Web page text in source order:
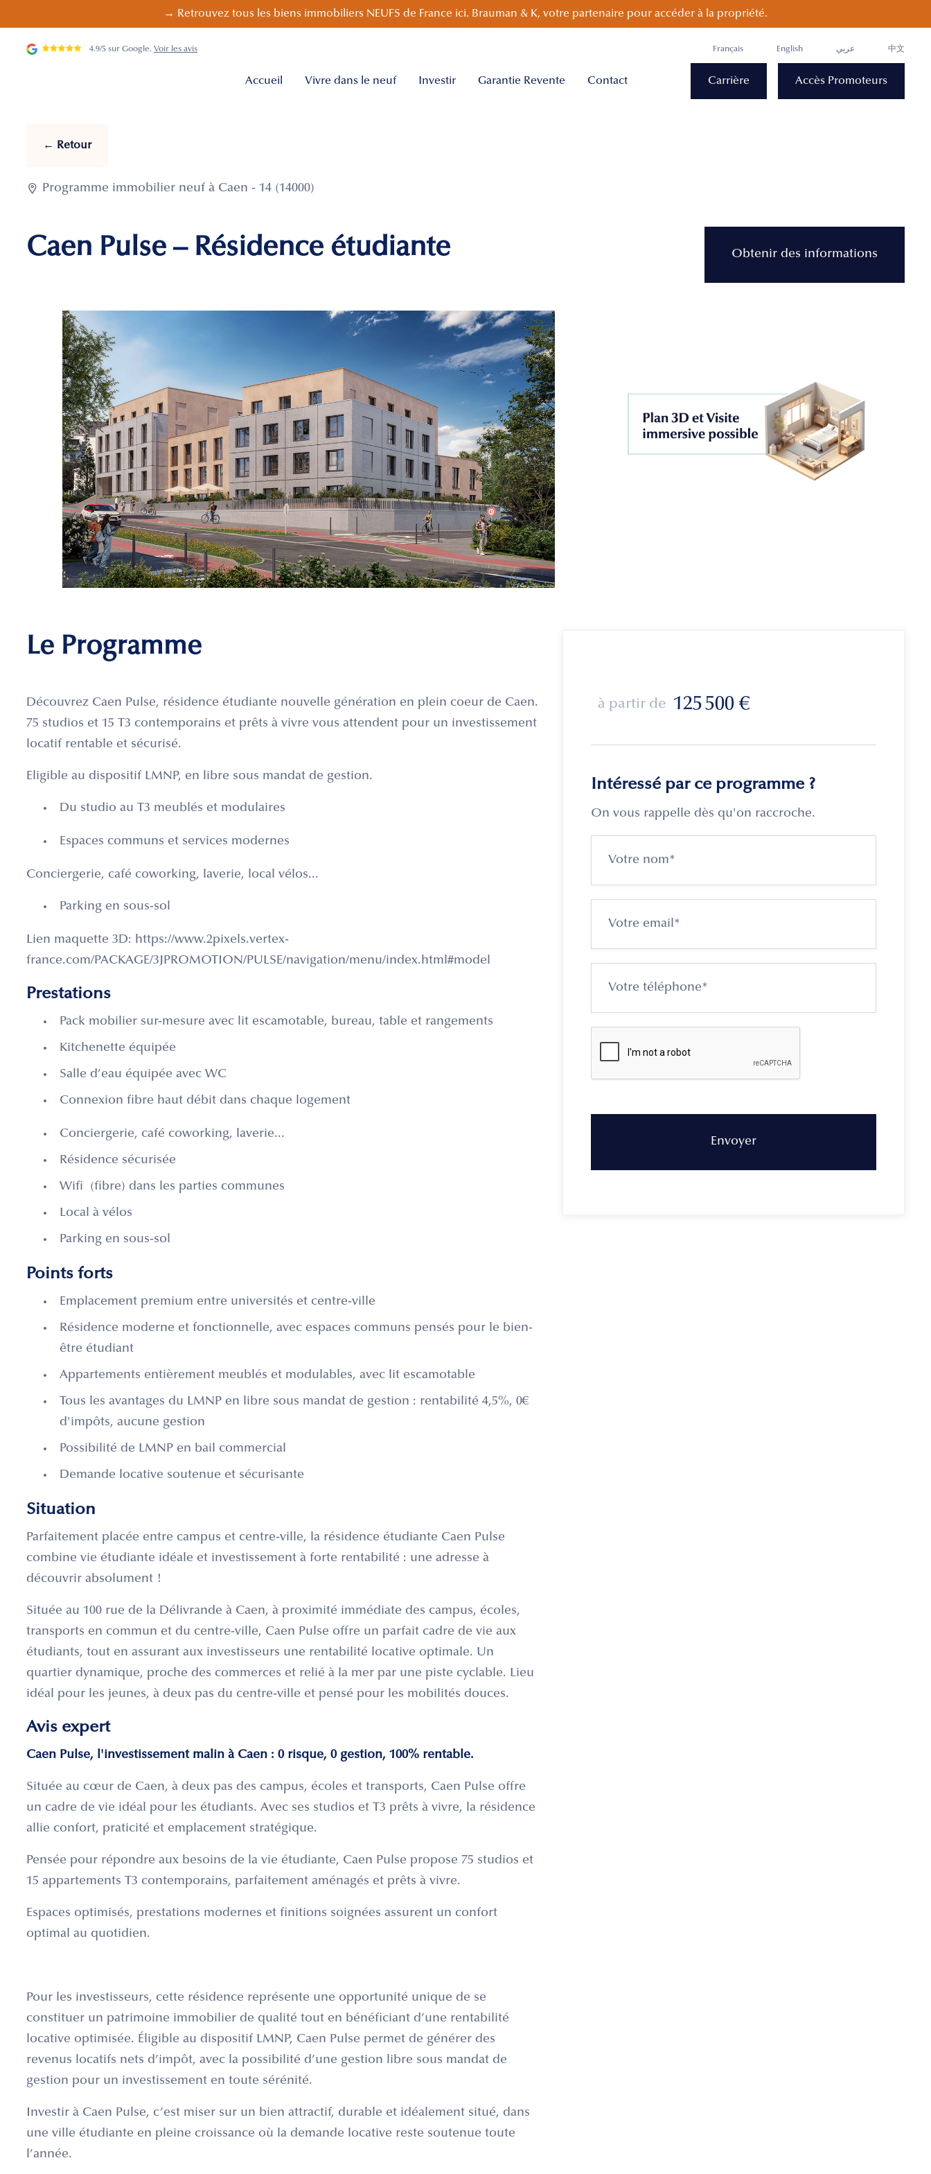
→ Retrouvez tous les biens immobiliers NEUFS de France ici. Brauman & K, votre partenaire pour accéder à la propriété.
4.9/5 sur Google. Voir les avis Français English عربي 中文
Accueil Vivre dans le neuf Investir Garantie Revente Contact Carrière Accès Promoteurs
← Retour
 Programme immobilier neuf à Caen - 14 (14000)
Caen Pulse – Résidence étudiante Obtenir des informations
Le Programme
Découvrez Caen Pulse, résidence étudiante nouvelle génération en plein coeur de Caen.
75 studios et 15 T3 contemporains et prêts à vivre vous attendent pour un investissement
locatif rentable et sécurisé.
Eligible au dispositif LMNP, en libre sous mandat de gestion.
Du studio au T3 meublés et modulaires
Espaces communs et services modernes
Conciergerie, café coworking, laverie, local vélos...
Parking en sous-sol
Lien maquette 3D: https://www.2pixels.vertex-
france.com/PACKAGE/3JPROMOTION/PULSE/navigation/menu/index.html#model
Prestations
Pack mobilier sur-mesure avec lit escamotable, bureau, table et rangements
Kitchenette équipée
Salle d’eau équipée avec WC
Connexion fibre haut débit dans chaque logement
Conciergerie, café coworking, laverie...
Résidence sécurisée
Wifi (fibre) dans les parties communes
Local à vélos
Parking en sous-sol
Points forts
Emplacement premium entre universités et centre-ville
Résidence moderne et fonctionnelle, avec espaces communs pensés pour le bien-
être étudiant
Appartements entièrement meublés et modulables, avec lit escamotable
Tous les avantages du LMNP en libre sous mandat de gestion : rentabilité 4,5%, 0€
d'impôts, aucune gestion
Possibilité de LMNP en bail commercial
Demande locative soutenue et sécurisante
Situation
Parfaitement placée entre campus et centre-ville, la résidence étudiante Caen Pulse
combine vie étudiante idéale et investissement à forte rentabilité : une adresse à
découvrir absolument !
Située au 100 rue de la Délivrande à Caen, à proximité immédiate des campus, écoles,
transports en commun et du centre-ville, Caen Pulse offre un parfait cadre de vie aux
étudiants, tout en assurant aux investisseurs une rentabilité locative optimale. Un
quartier dynamique, proche des commerces et relié à la mer par une piste cyclable. Lieu
idéal pour les jeunes, à deux pas du centre-ville et pensé pour les mobilités douces.
Avis expert
Caen Pulse, l'investissement malin à Caen : 0 risque, 0 gestion, 100% rentable.
Située au cœur de Caen, à deux pas des campus, écoles et transports, Caen Pulse offre
un cadre de vie idéal pour les étudiants. Avec ses studios et T3 prêts à vivre, la résidence
allie confort, praticité et emplacement stratégique.
Pensée pour répondre aux besoins de la vie étudiante, Caen Pulse propose 75 studios et
15 appartements T3 contemporains, parfaitement aménagés et prêts à vivre.
Espaces optimisés, prestations modernes et finitions soignées assurent un confort
optimal au quotidien.
Pour les investisseurs, cette résidence représente une opportunité unique de se
constituer un patrimoine immobilier de qualité tout en bénéficiant d’une rentabilité
locative optimisée. Éligible au dispositif LMNP, Caen Pulse permet de générer des
revenus locatifs nets d’impôt, avec la possibilité d’une gestion libre sous mandat de
gestion pour un investissement en toute sérénité.
Investir à Caen Pulse, c’est miser sur un bien attractif, durable et idéalement situé, dans
une ville étudiante en pleine croissance où la demande locative reste soutenue toute
l’année.
à partir de 125 500 €
Intéressé par ce programme ?
On vous rappelle dès qu'on raccroche.